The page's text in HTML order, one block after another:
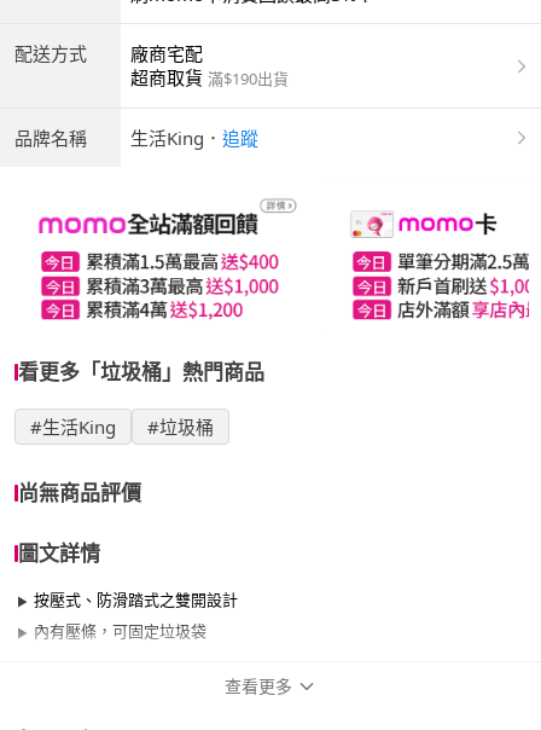
配送方式
廠商宅配
超商取貨 滿$190出貨
品牌名稱 生活King ． 追蹤
看更多「垃圾桶」熱門商品
#生活King #垃圾桶
尚無商品評價
圖文詳情
按壓式、防滑踏式之雙開設計
內有壓條，可固定垃圾袋
查看更多